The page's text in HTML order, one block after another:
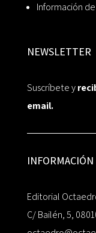
Información
NEWSLETTER
Suscríbete y
email.
Editorial
C/ Bailén, 5,